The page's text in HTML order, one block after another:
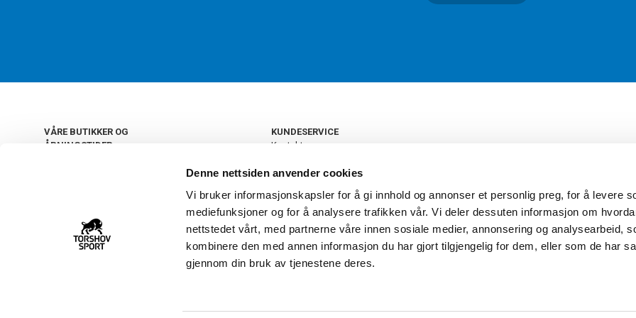
Denne nettsiden anvender cookies
Vi bruker informasjonskapsler for å gi innhold og annonser et personlig preg, for å levere
mediefunksjoner og for å analysere trafikken vår. Vi deler dessuten informasjon om
nettstedet vårt, med partnerne våre innen sosiale medier, annonsering og analysearbeid,
kombinere den med annen informasjon du har gjort tilgjengelig for dem, eller som de har
gjennom din bruk av tjenestene deres.
VÅRE BUTIKKER OG
ÅPNINGSTIDER
22 09 20 20
KUNDESERVICE
Kontakt oss
Retur og bytte
Personvern
Frakt og levering
Ledige stillinger
FAQ - Ofte stilte spørsmål
Åpenhetsloven
Torshov Sport har over 90 års
klubbhandel. Torshov Sport har
Drammen, Sandvika Storsenter